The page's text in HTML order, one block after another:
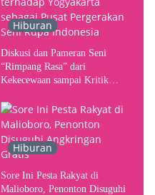
Hiburan
Diskusi dan Pameran Seni
“Rimpang Rasa” dari
Kekecewaan sampai Kritik
Pusat Pergerakan Seni Rupa
Indonesia
Hiburan
Sore Ini Pesta Rakyat di
Malioboro, Penonton Disuguhi